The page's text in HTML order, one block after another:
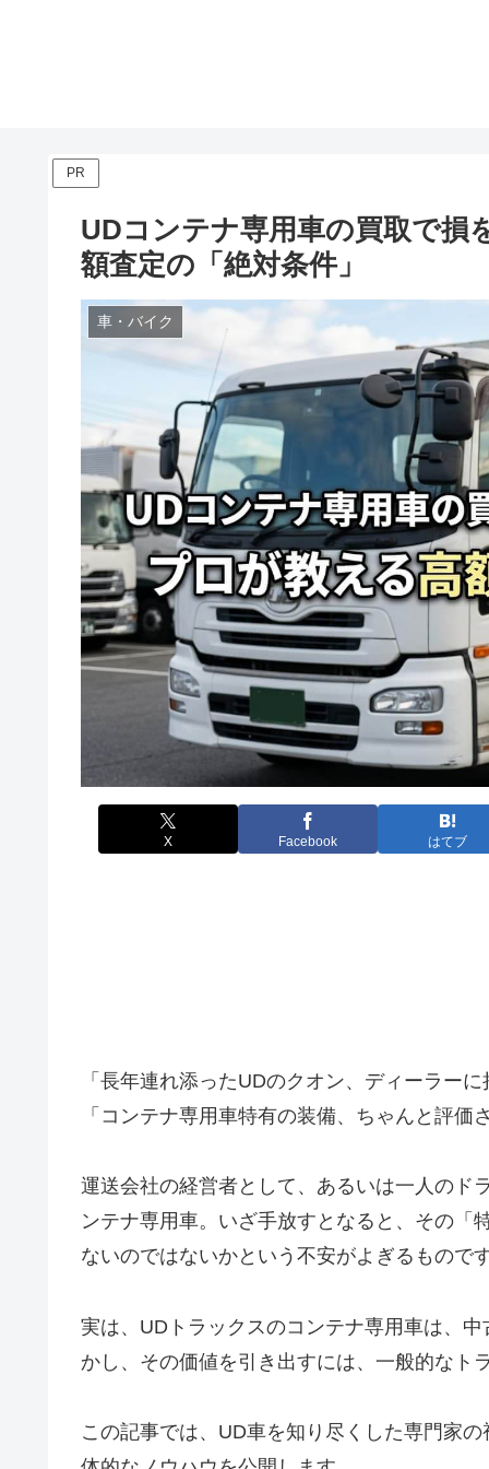
PR
UDコンテナ専用車の買取で損
額査定の「絶対条件」
車・バイク
X Facebook はてブ
「長年連れ添ったUDのクオン、ディーラ
「コンテナ専用車特有の装備、ちゃんと評価
運送会社の経営者として、あるいは一人のド
ンテナ専用車。いざ手放すとなると、その「
ないのではないかという不安がよぎるもので
実は、UDトラックスのコンテナ専用車は、
かし、その価値を引き出すには、一般的なト
この記事では、UD車を知り尽くした専門家